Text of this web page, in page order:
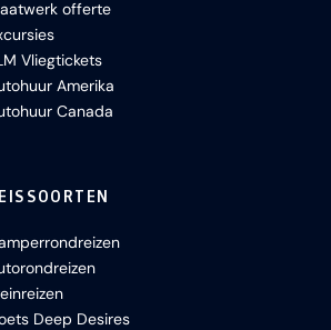
offerte
Vliegtickets
Amerika
Canada
Deep Desires